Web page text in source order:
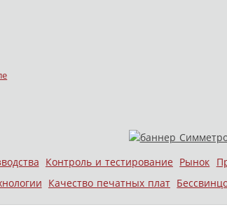
Контроль и тестирование Рынок
Качество печатных плат